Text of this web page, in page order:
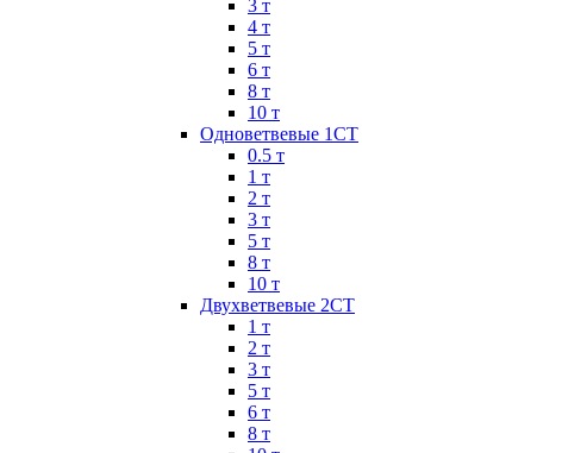
3 т
4 т
5 т
6 т
8 т
10 т
Одноветвевые 1СТ
0.5 т
1 т
2 т
3 т
5 т
8 т
10 т
Двухветвевые 2СТ
1 т
2 т
3 т
5 т
6 т
8 т